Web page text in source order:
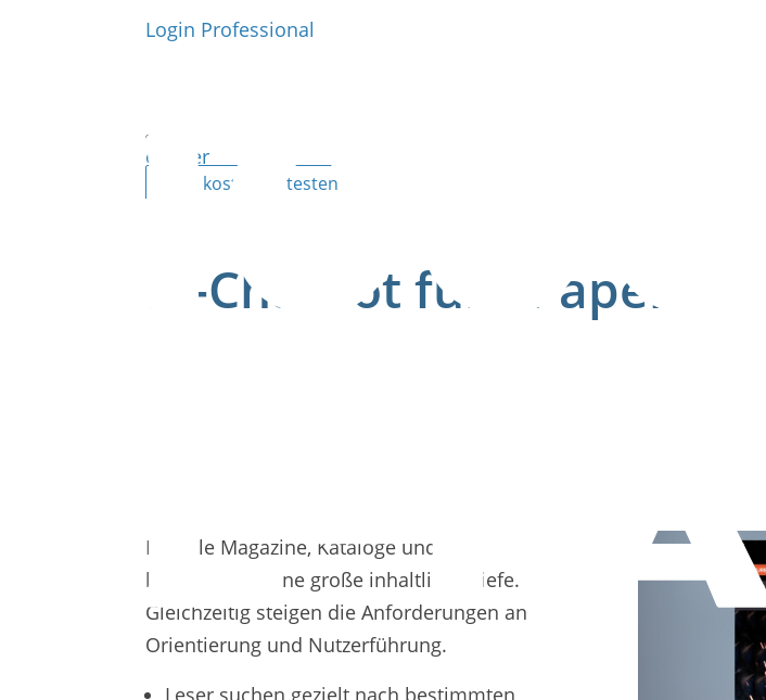
Login Professional
ePaper
Jetzt kostenlos testen
KI-Chatbot für ePaper
Digitale Magazine, Kataloge und Reports
bieten heute eine große inhaltliche Tiefe.
Gleichzeitig steigen die Anforderungen an
Orientierung und Nutzerführung.